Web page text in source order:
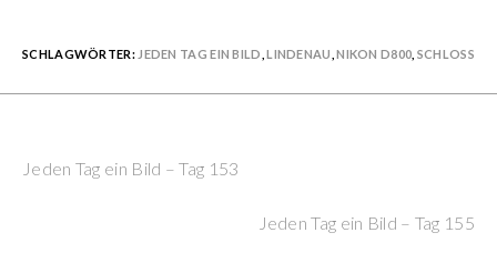
SCHLAGWÖRTER: JEDEN TAG EIN BILD ,LINDENAU ,NIKON D800 SCHLOSS
Reading
Jeden Tag ein Bild – Tag 153
Jeden Tag ein Bild – Tag 155